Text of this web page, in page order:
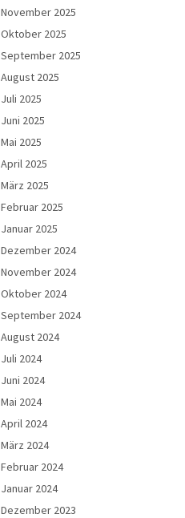
November 2025
Oktober 2025
September 2025
August 2025
Juli 2025
Juni 2025
Mai 2025
April 2025
März 2025
Februar 2025
Januar 2025
Dezember 2024
November 2024
Oktober 2024
September 2024
August 2024
Juli 2024
Juni 2024
Mai 2024
April 2024
März 2024
Februar 2024
Januar 2024
Dezember 2023